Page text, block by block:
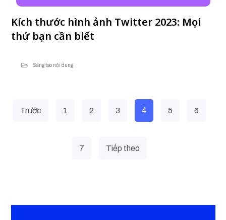
Kích thước hình ảnh Twitter 2023: Mọi
thứ bạn cần biết
Sáng tạo nội dung
Trước 1 2 3 4 5 6
7 Tiếp theo